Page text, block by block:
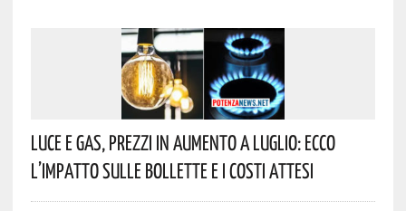
Luce E Gas, Prezzi In Aumento A Luglio: Ecco
L’impatto Sulle Bollette E I Costi Attesi